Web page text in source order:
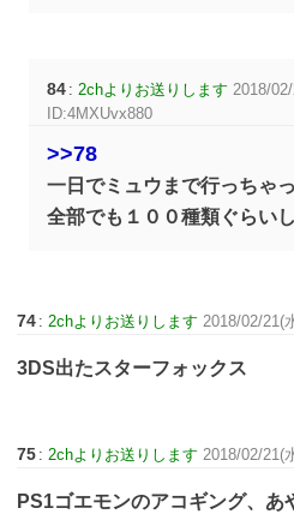
84 :2chよりお送りします 2018/
ID:4MXUvx880
>>78
一日でミュウまで行っちゃっ
全部でも１００種類ぐらい
74 :2chよりお送りします 2018/02/21(
3DS出たスターフォックス
75 :2chよりお送りします 2018/02/21(
PS1ゴエモンのアコギング、あ